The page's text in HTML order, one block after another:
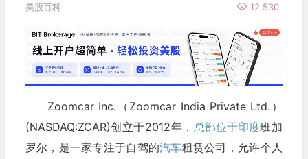
美股百科 12,530
Zoomcar Inc.（ Zoomcar India Private Ltd. ）
(NASDAQ:ZCAR)创立于2012年， 总部位于印度班加
罗尔，是一家专注于自驾的汽车租赁公司，允许个人